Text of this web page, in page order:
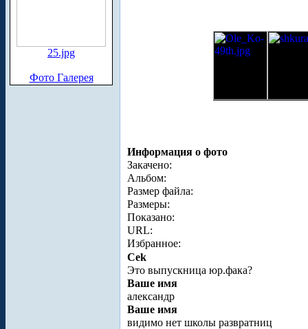
25.jpg
Фото Галерея
Информация о фото
Закачено:
Альбом:
Размер файла:
Размеры:
Показано:
URL:
Избранное:
Cek
Это выпускница юр.фака?
Ваше имя
александр
Ваше имя
видимо нет школы развратниц